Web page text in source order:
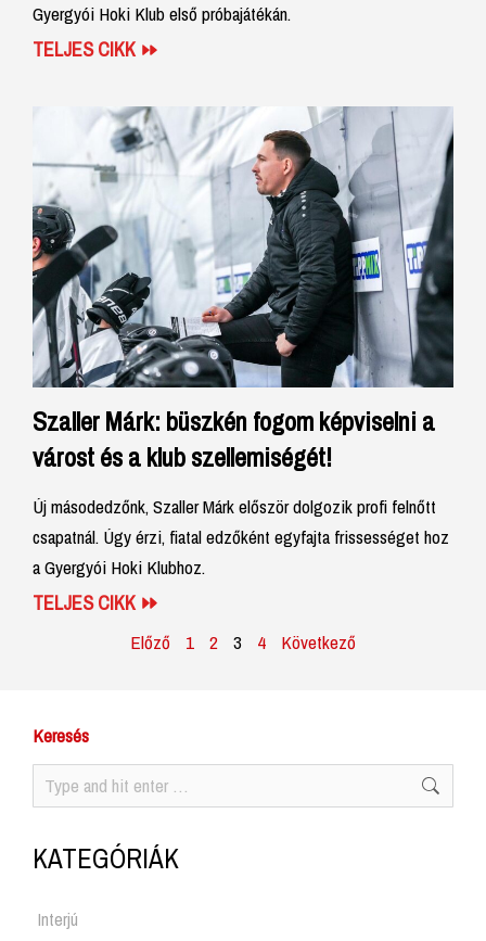
Gyergyói Hoki Klub első próbajátékán.
TELJES CIKK
Szaller Márk: büszkén fogom képviselni a
várost és a klub szellemiségét!
Új másodedzőnk, Szaller Márk először dolgozik profi felnőtt
csapatnál. Úgy érzi, fiatal edzőként egyfajta frissességet hoz
a Gyergyói Hoki Klubhoz.
TELJES CIKK
Előző 1 2 3 4 Következő
Keresés
KATEGÓRIÁK
Interjú